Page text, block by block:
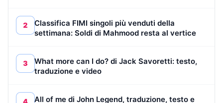
2
Classifica FIMI singoli più venduti della
settimana: Soldi di Mahmood resta al vertice
3
What more can I do? di Jack Savoretti: testo,
traduzione e video
4
All of me di John Legend, traduzione, testo e